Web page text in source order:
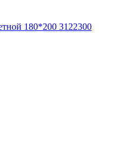
180*200 3122300